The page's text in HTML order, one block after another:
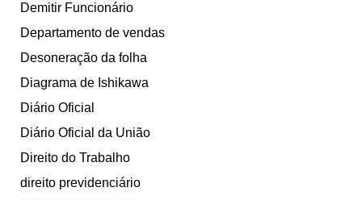
Demitir Funcionário
Departamento de vendas
Desoneração da folha
Diagrama de Ishikawa
Diário Oficial
Diário Oficial da União
Direito do Trabalho
direito previdenciário